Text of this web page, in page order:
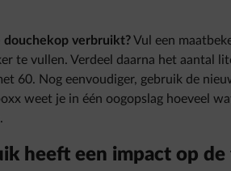
verbruikt?Vul een
te vullen. Verdeel daarna het aantal
60. Nog eenvoudiger, gebruik de
weet je in één oogopslag hoeveel
heeft een impact op